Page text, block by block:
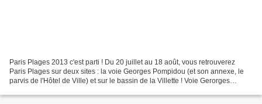
Paris Plages 2013 c'est parti ! Du 20 juillet au 18 août, vous retrouverez
Paris Plages sur deux sites : la voie Georges Pompidou (et son annexe, le
parvis de l'Hôtel de Ville) et sur le bassin de la Villette ! Voie Gerorges